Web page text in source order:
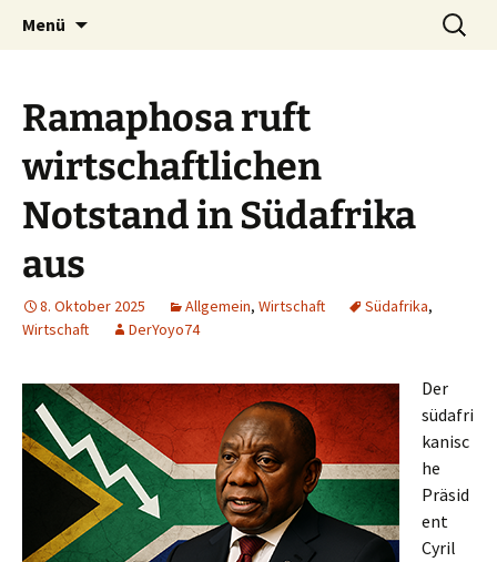
AFRICA live
Seit 1998: Aktuelles aus und mit Bezug zu
Afrika
Menü
Suchen
nach:
Ramaphosa ruft
wirtschaftlichen
Notstand in Südafrika
aus
8. Oktober 2025 Allgemein, Wirtschaft Südafrika,
Wirtschaft
DerYoyo74
Der
südafri
kanisc
he
Präsid
ent
Cyril